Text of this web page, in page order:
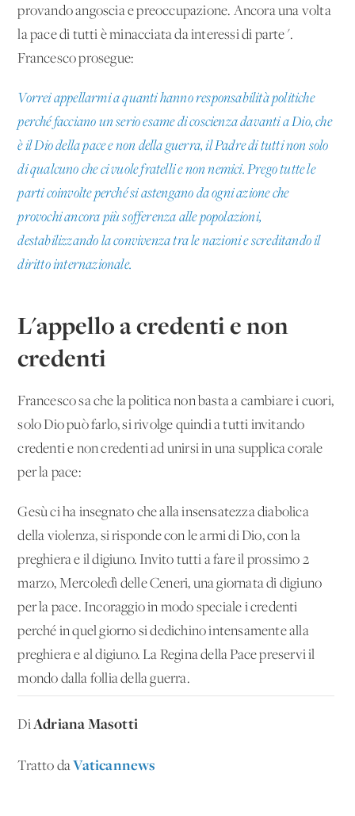
provando angoscia e preoccupazione. Ancora una volta
la pace di tutti è minacciata da interessi di parte".
Francesco prosegue:
Vorrei appellarmi a quanti hanno responsabilità politiche
perché facciano un serio esame di coscienza davanti a Dio, che
è il Dio della pace e non della guerra, il Padre di tutti non solo
di qualcuno che ci vuole fratelli e non nemici. Prego tutte le
parti coinvolte perché si astengano da ogni azione che
provochi ancora più sofferenza alle popolazioni,
destabilizzando la convivenza tra le nazioni e screditando il
diritto internazionale.
L'appello a credenti e non
credenti
Francesco sa che la politica non basta a cambiare i cuori,
solo Dio può farlo, si rivolge quindi a tutti invitando
credenti e non credenti ad unirsi in una supplica corale
per la pace:
Gesù ci ha insegnato che alla insensatezza diabolica
della violenza, si risponde con le armi di Dio, con la
preghiera e il digiuno. Invito tutti a fare il prossimo 2
marzo, Mercoledì delle Ceneri, una giornata di digiuno
per la pace. Incoraggio in modo speciale i credenti
perché in quel giorno si dedichino intensamente alla
preghiera e al digiuno. La Regina della Pace preservi il
mondo dalla follia della guerra.
DiAdriana Masotti
Tratto daVaticannews